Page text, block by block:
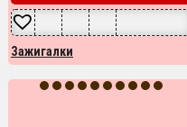
Зажигалки